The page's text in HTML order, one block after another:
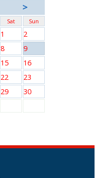
>
Sat Sun
1
2
8
9
15
16
22
23
29
30